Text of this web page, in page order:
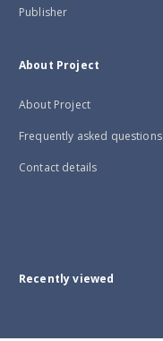
Publisher
About Project
About Project
Frequently asked questions
Contact details
Recently viewed